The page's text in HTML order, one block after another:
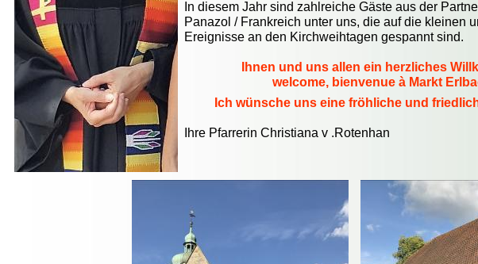
In diesem Jahr sind zahlreiche Gäste aus der
Panazol / Frankreich unter uns, die auf die kleinen
Ereignisse an den Kirchweihtagen gespannt sind.
Ihnen und uns allen ein herzliches
welcome, bienvenue à Markt
Ich wünsche uns eine fröhliche und
Ihre Pfarrerin Christiana v .Rotenhan